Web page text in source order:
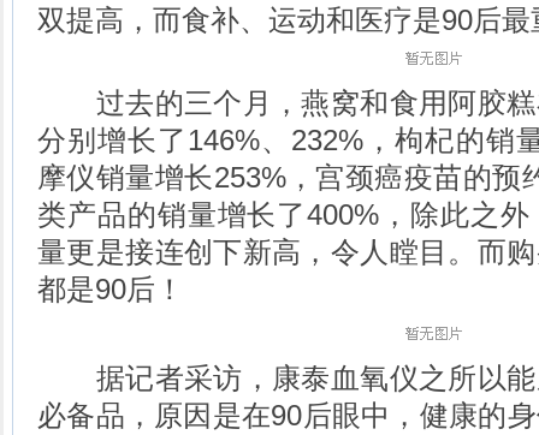
双提高，而食补、运动和医疗是90后最
过去的三个月，燕窝和食用阿胶糕
分别增长了146%、232%，枸杞的销
摩仪销量增长253%，宫颈癌疫苗的预
类产品的销量增长了400%，除此之
量更是接连创下新高，令人瞠目。而
都是90后！
据记者采访，康泰血氧仪之所以能
必备品，原因是在90后眼中，健康的身